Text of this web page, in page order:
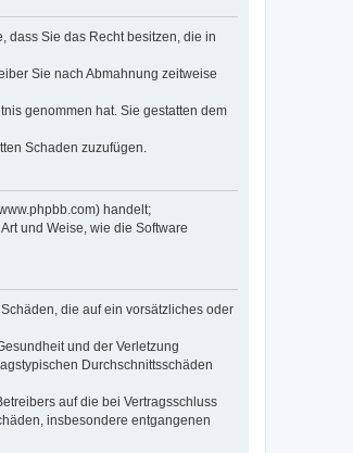
dass Sie das Recht besitzen, die in
Sie nach Abmahnung zeitweise
genommen hat. Sie gestatten dem
Schaden zuzufügen.
handelt;
und Weise, wie die Software
die auf ein vorsätzliches oder
und der Verletzung
Durchschnittsschäden
auf die bei Vertragsschluss
insbesondere entgangenen